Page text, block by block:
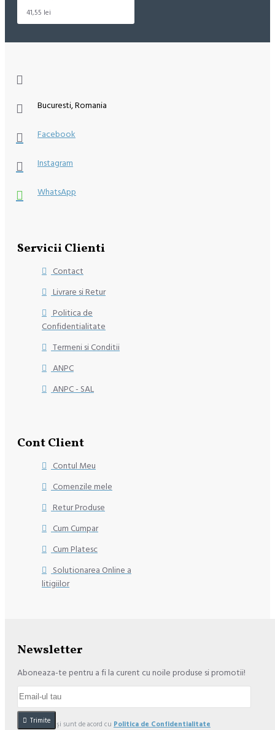
41,55 lei
Bucuresti, Romania
Facebook
Instagram
WhatsApp
Servicii Clienti
Contact
Livrare si Retur
Politica de
Confidentialitate
Termeni si Conditii
ANPC
ANPC - SAL
Cont Client
Contul Meu
Comenzile mele
Retur Produse
Cum Cumpar
Cum Platesc
Solutionarea Online a
litigiilor
Newsletter
Aboneaza-te pentru a fi la curent cu noile produse si promotii!
Trimite
Am citit şi sunt de acord cu Politica de Confidentialitate